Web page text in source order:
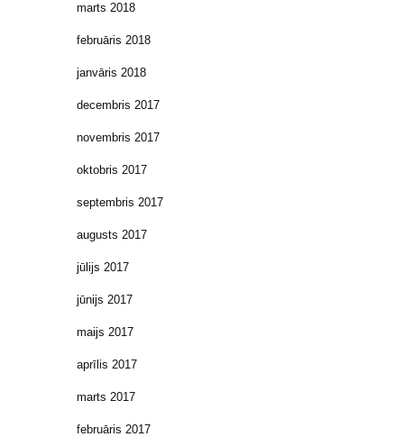
marts 2018
februāris 2018
janvāris 2018
decembris 2017
novembris 2017
oktobris 2017
septembris 2017
augusts 2017
jūlijs 2017
jūnijs 2017
maijs 2017
aprīlis 2017
marts 2017
februāris 2017